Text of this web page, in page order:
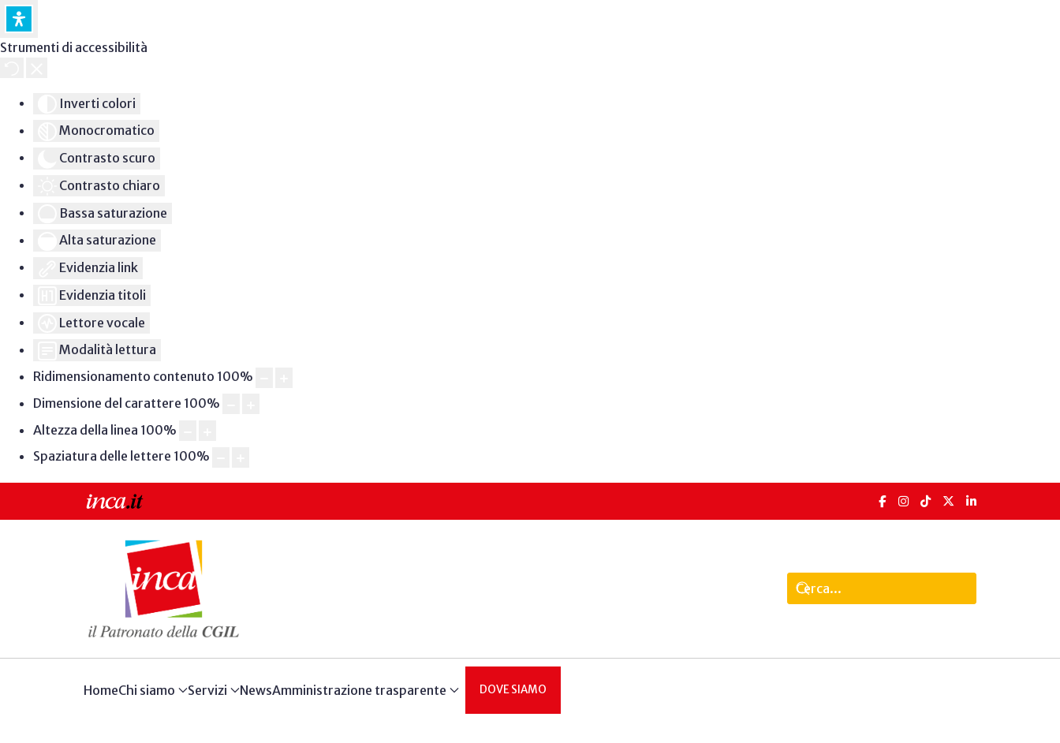
Strumenti di accessibilità
Inverti colori
Monocromatico
Contrasto scuro
Contrasto chiaro
Bassa saturazione
Alta saturazione
Evidenzia link
Evidenzia titoli
Lettore vocale
Modalità lettura
Ridimensionamento contenuto 100%
Dimensione del carattere 100%
Altezza della linea 100%
Spaziatura delle lettere 100%
HomeChi siamo Servizi NewsAmministrazione trasparente DOVE SIAMO